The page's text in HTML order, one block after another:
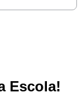
Escola!